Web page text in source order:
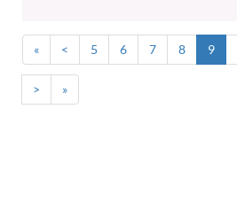
« < 5 6 7 8 9
> »